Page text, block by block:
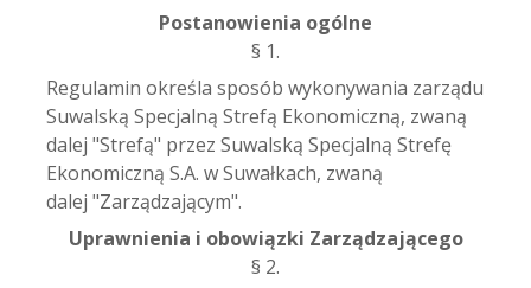
Postanowienia ogólne
§ 1.
Regulamin określa sposób wykonywania zarządu
Suwalską Specjalną Strefą Ekonomiczną, zwaną
dalej "Strefą" przez Suwalską Specjalną Strefę
Ekonomiczną S.A. w Suwałkach, zwaną
dalej "Zarządzającym".
Uprawnienia i obowiązki Zarządzającego
§ 2.